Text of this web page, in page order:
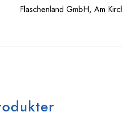
Flaschenland GmbH, Am